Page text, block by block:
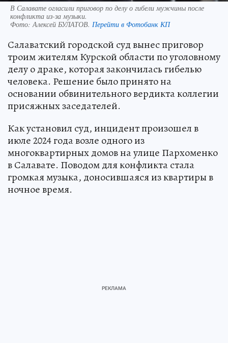
В Салавате огласили приговор по делу о гибели мужчины после
конфликта из-за музыки.
Фото:Алексей БУЛАТОВ. Перейти в Фотобанк КП
Салаватский городской суд вынес приговор
троим жителям Курской области по уголовному
делу о драке, которая закончилась гибелью
человека. Решение было принято на
основании обвинительного вердикта коллегии
присяжных заседателей.
Как установил суд, инцидент произошел в
июле 2024 года возле одного из
многоквартирных домов на улице Пархоменко
в Салавате. Поводом для конфликта стала
громкая музыка, доносившаяся из квартиры в
ночное время.